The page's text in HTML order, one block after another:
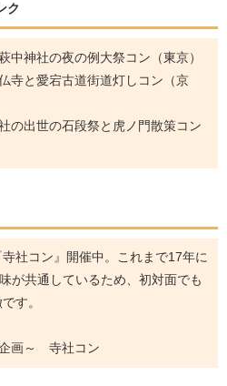
ク
中神社の夜の例大祭コン（東京）
寺と愛宕古道街道灯しコン（京
の出世の石段祭と虎ノ門散策コン
社コン』開催中。これまで17年に
が共通しているため、初対面でも
す。
画～ 寺社コン